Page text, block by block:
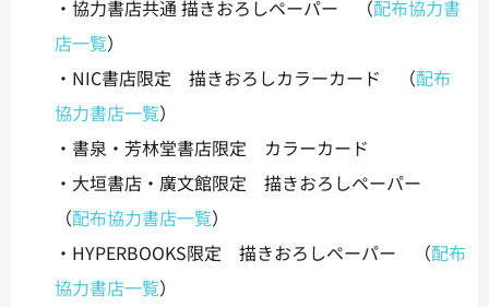
・協力書店共通 描きおろしペーパー （配布協力書
店一覧）
・NIC書店限定 描きおろしカラーカード （配布
協力書店一覧）
・書泉・芳林堂書店限定 カラーカード
・大垣書店・廣文館限定 描きおろしペーパー
（配布協力書店一覧）
・HYPERBOOKS限定 描きおろしペーパー （配布
協力書店一覧）